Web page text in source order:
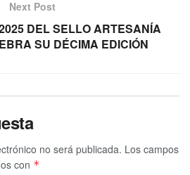
Next Post
DEL SELLO ARTESANÍA
SU DÉCIMA EDICIÓN
no será publicada. Los campos
con *